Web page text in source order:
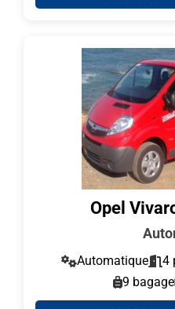
Opel
Automatique 4
9 bagage